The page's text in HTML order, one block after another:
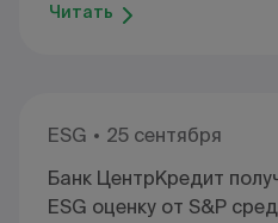
Читать
ESG
25 сентября
Банк ЦентрКредит
ESG оценку от S&P